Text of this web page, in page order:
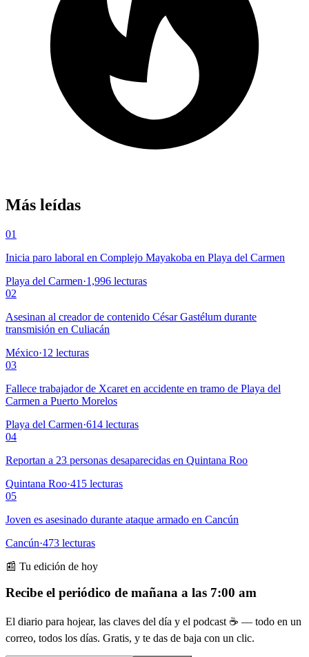
Más leídas
01
Inicia paro laboral en Complejo Mayakoba en Playa del Carmen
Playa del Carmen·1,996 lecturas
02
Asesinan al creador de contenido César Gastélum durante
transmisión en Culiacán
México·12 lecturas
03
Fallece trabajador de Xcaret en accidente en tramo de Playa del
Carmen a Puerto Morelos
Playa del Carmen·614 lecturas
04
Reportan a 23 personas desaparecidas en Quintana Roo
Quintana Roo·415 lecturas
05
Joven es asesinado durante ataque armado en Cancún
Cancún·473 lecturas
📰 Tu edición de hoy
Recibe el periódico de mañana a las 7:00 am
El diario para hojear, las claves del día y el podcast ☕ — todo en un
correo, todos los días. Gratis, y te das de baja con un clic.